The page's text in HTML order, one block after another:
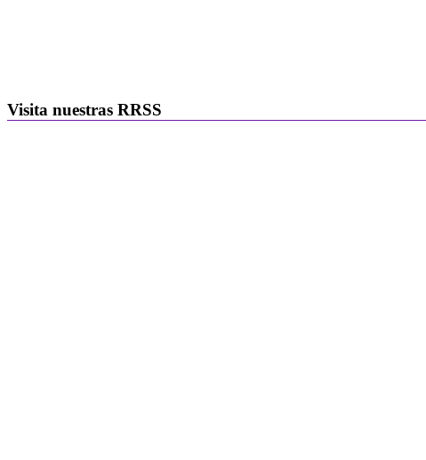
Visita nuestras RRSS